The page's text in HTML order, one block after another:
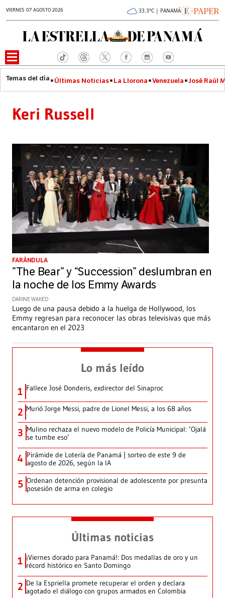
VIERNES 07 AGOSTO 2026 33.3°C | PANAMÁ
Últimas Noticias La Llorona Venezuela José Raúl
Keri Russell
FARÁNDULA
”The Bear” y “Succession” deslumbran en
la noche de los Emmy Awards
DARINE WAKED
Luego de una pausa debido a la huelga de Hollywood, los
Emmy regresan para reconocer las obras televisivas que más
encantaron en el 2023
Lo más leído
1 Fallece José Donderis, exdirector del Sinaproc
2 Murió Jorge Messi, padre de Lionel Messi, a los 68 años
3 Mulino rechaza el nuevo modelo de Policía Municipal: ‘Ojalá
se tumbe eso’
4 Pirámide de Lotería de Panamá | sorteo de este 9 de
agosto de 2026, según la IA
5 Ordenan detención provisional de adolescente por presunta
posesión de arma en colegio
Últimas noticias
1 ¡Viernes dorado para Panamá!: Dos medallas de oro y un
récord histórico en Santo Domingo
2 De la Espriella promete recuperar el orden y declara
agotado el diálogo con grupos armados en Colombia